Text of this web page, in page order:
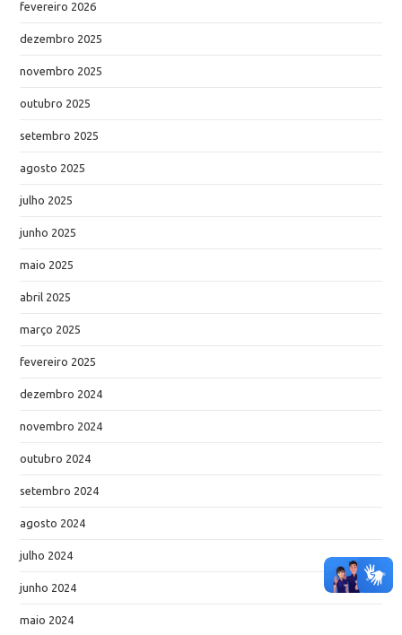
fevereiro 2026
dezembro 2025
novembro 2025
outubro 2025
setembro 2025
agosto 2025
julho 2025
junho 2025
maio 2025
abril 2025
março 2025
fevereiro 2025
dezembro 2024
novembro 2024
outubro 2024
setembro 2024
agosto 2024
julho 2024
junho 2024
maio 2024